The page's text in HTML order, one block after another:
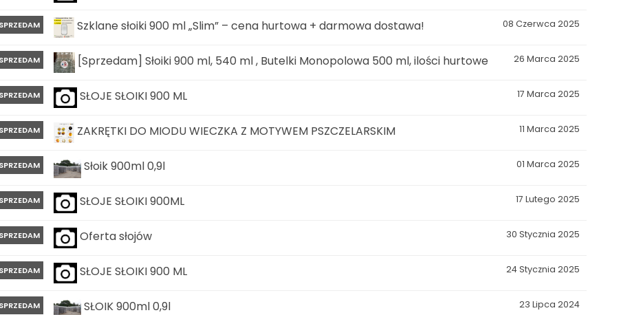
08 Czerwca 2025
SPRZEDAM Szklane słoiki 900 ml „Slim” – cena hurtowa + darmowa dostawa!
26 Marca 2025
SPRZEDAM [Sprzedam] Słoiki 900 ml, 540 ml , Butelki Monopolowa 500 ml, ilości hurtowe
17 Marca 2025
SPRZEDAM SŁOJE SŁOIKI 900 ML
11 Marca 2025
SPRZEDAM ZAKRĘTKI DO MIODU WIECZKA Z MOTYWEM PSZCZELARSKIM
01 Marca 2025
SPRZEDAM Słoik 900ml 0,9l
17 Lutego 2025
SPRZEDAM SŁOJE SŁOIKI 900ML
30 Stycznia 2025
SPRZEDAM Oferta słojów
24 Stycznia 2025
SPRZEDAM SŁOJE SŁOIKI 900 ML
23 Lipca 2024
SPRZEDAM SŁOIK 900ml 0,9l